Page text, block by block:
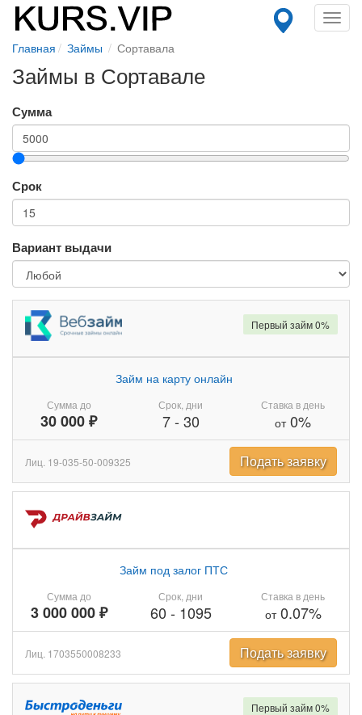
Главная Займы Сортавала
Займы в Сортавале
Сумма
Срок
Вариант выдачи
Сумма до
30 000 ₽
Займ на карту онлайн
Срок, дни
7- 30
Ставка в день
от0%
Первый займ 0%
Лиц. 19-035-50-009325 Подать заявку
Сумма до
3 000 000 ₽
Займ под залог ПТС
Срок, дни
60 - 1095
Ставка в день
от0.07%
Лиц. 1703550008233 Подать заявку
Первый займ 0%